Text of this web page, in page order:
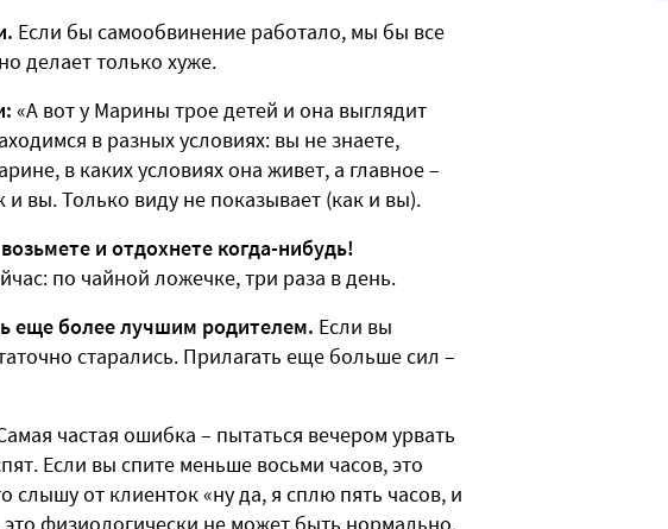
Если бы самообвинение работало, мы бы все
делает только хуже.
«А вот у Марины трое детей и она выглядит
в разных условиях: вы не знаете,
в каких условиях она живет, а главное –
вы. Только виду не показывает (как и вы).
и отдохнете когда-нибудь!
по чайной ложечке, три раза в день.
еще более лучшим родителем. Если вы
старались. Прилагать еще больше сил –
частая ошибка – пытаться вечером урвать
Если вы спите меньше восьми часов, это
от клиенток «ну да, я сплю пять часов, и